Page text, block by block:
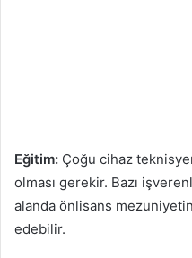
Eğitim: Çoğu cihaz
olması gerekir. Bazı
alanda önlisans
edebilir.